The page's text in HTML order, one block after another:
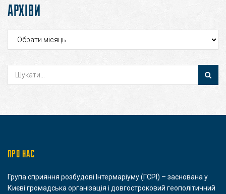
АРХІВИ
Архіви
ПРО НАС
Група сприяння розбудові Інтермаріуму (ГСРІ) – заснована у
Києві громадська організація і довгостроковий геополітичний